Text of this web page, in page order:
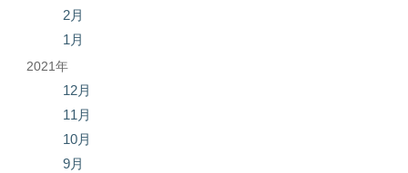
2月
1月
2021年
12月
11月
10月
9月